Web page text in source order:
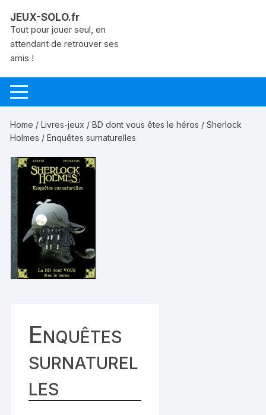
contenu
JEUX-SOLO.fr
Tout pour jouer seul, en
attendant de retrouver ses
amis !
Home /Livres-jeux /BD dont vous êtes le héros /Sherlock
Holmes / Enquêtes surnaturelles
Enquêtes
surnaturel
les